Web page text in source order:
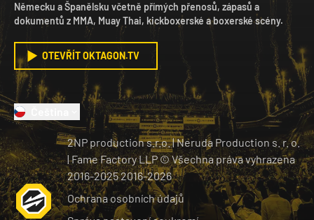
Německu a Španělsku včetně přímých přenosů, zápasů a
dokumentů z MMA, Muay Thai, kickboxerské a boxerské scény.
OTEVŘÍT OKTAGON.TV
2NP production s.r.o.|Neruda Production s. r. o.
| Fame Factory LLP © Všechna práva vyhrazena
2016-20252016-2026
Ochrana osobních údajů